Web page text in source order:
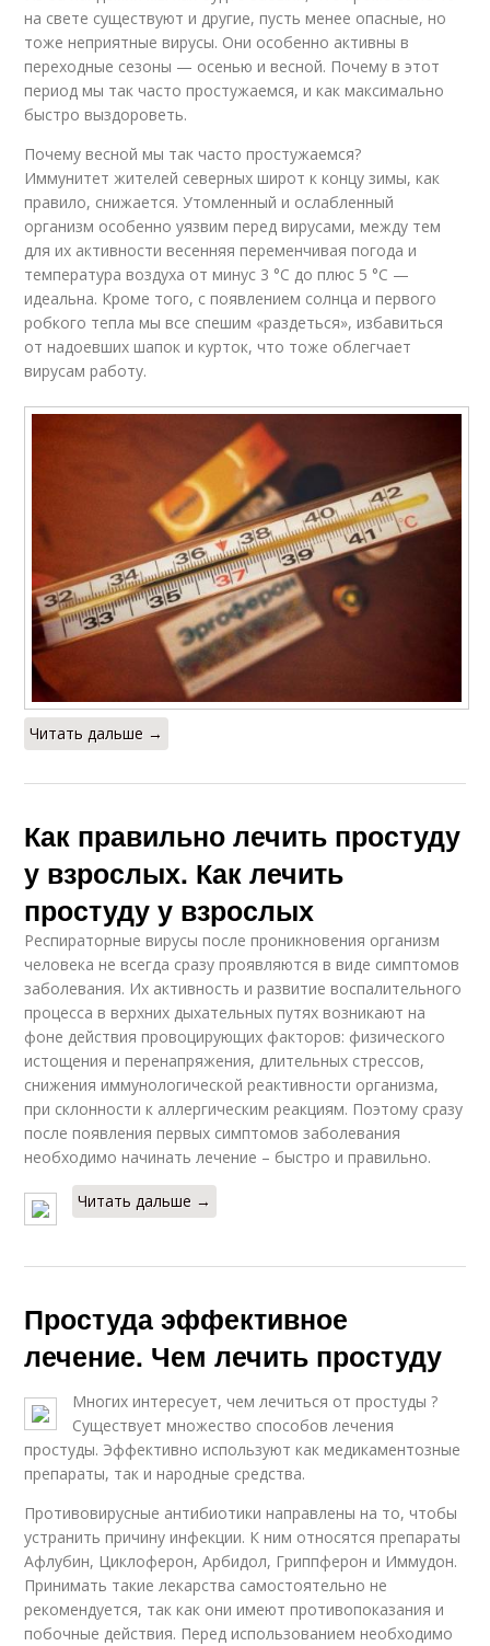
на свете существуют и другие, пусть менее опасные, но
тоже неприятные вирусы. Они особенно активны в
переходные сезоны — осенью и весной. Почему в этот
период мы так часто простужаемся, и как максимально
быстро выздороветь.
Почему весной мы так часто простужаемся?
Иммунитет жителей северных широт к концу зимы, как
правило, снижается. Утомленный и ослабленный
организм особенно уязвим перед вирусами, между тем
для их активности весенняя переменчивая погода и
температура воздуха от минус 3 °С до плюс 5 °С —
идеальна. Кроме того, с появлением солнца и первого
робкого тепла мы все спешим «раздеться», избавиться
от надоевших шапок и курток, что тоже облегчает
вирусам работу.
Читать дальше →
Как правильно лечить простуду
у взрослых. Как лечить
простуду у взрослых
Респираторные вирусы после проникновения организм
человека не всегда сразу проявляются в виде симптомов
заболевания. Их активность и развитие воспалительного
процесса в верхних дыхательных путях возникают на
фоне действия провоцирующих факторов: физического
истощения и перенапряжения, длительных стрессов,
снижения иммунологической реактивности организма,
при склонности к аллергическим реакциям. Поэтому сразу
после появления первых симптомов заболевания
необходимо начинать лечение – быстро и правильно.
Читать дальше →
Простуда эффективное
лечение. Чем лечить простуду
Многих интересует, чем лечиться от простуды ?
Существует множество способов лечения
простуды. Эффективно используют как медикаментозные
препараты, так и народные средства.
Противовирусные антибиотики направлены на то, чтобы
устранить причину инфекции. К ним относятся препараты
Афлубин, Циклоферон, Арбидол, Гриппферон и Иммудон.
Принимать такие лекарства самостоятельно не
рекомендуется, так как они имеют противопоказания и
побочные действия. Перед использованием необходимо